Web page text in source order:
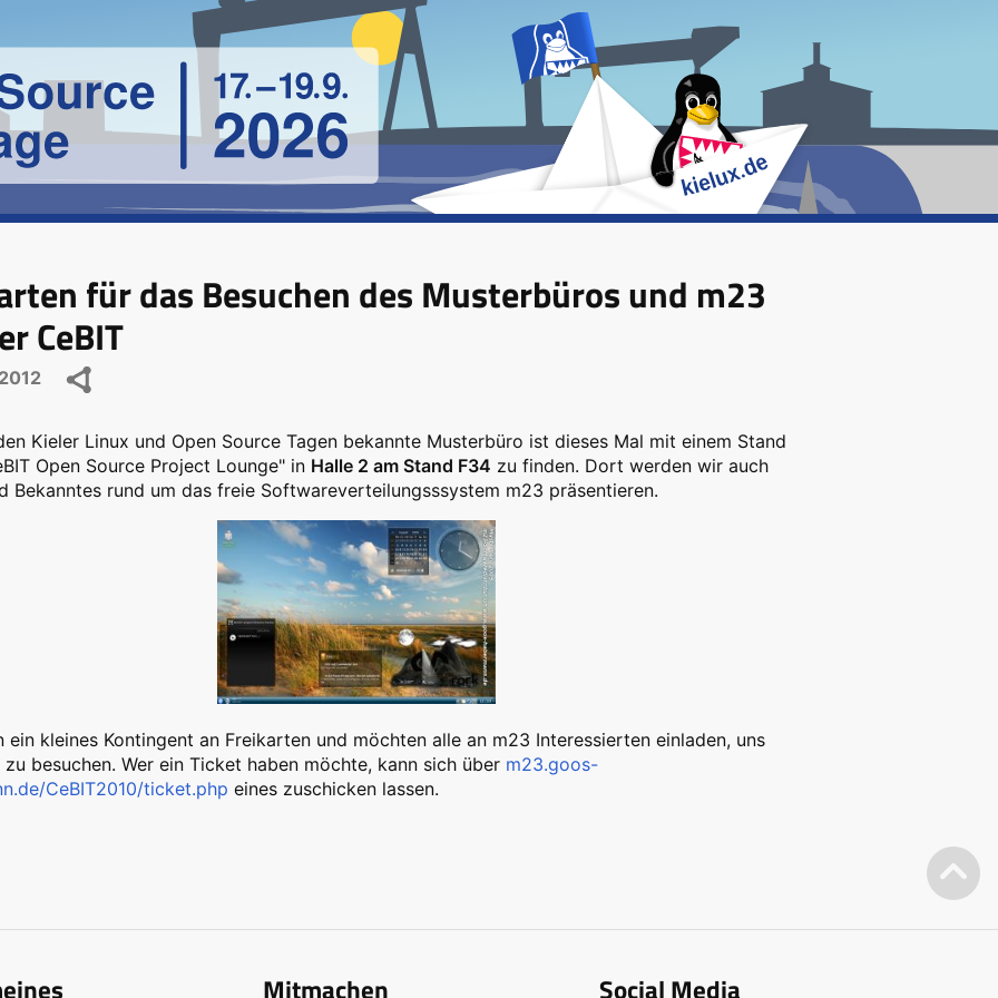
für das Besuchen des Musterbüros und m23
CeBIT
Kieler Linux und Open Source Tagen bekannte Musterbüro ist dieses Mal mit einem Stand
Open Source Project Lounge" in Halle 2 am Stand F34 zu finden. Dort werden wir auch
Bekanntes rund um das freie Softwareverteilungsssystem m23 präsentieren.
ein kleines Kontingent an Freikarten und möchten alle an m23 Interessierten einladen, uns
zu besuchen. Wer ein Ticket haben möchte, kann sich über m23.goos-
CeBIT2010/ticket.php eines zuschicken lassen.
Mitmachen Social Media